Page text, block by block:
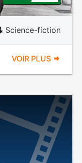
Science-fiction
VOIR PLUS